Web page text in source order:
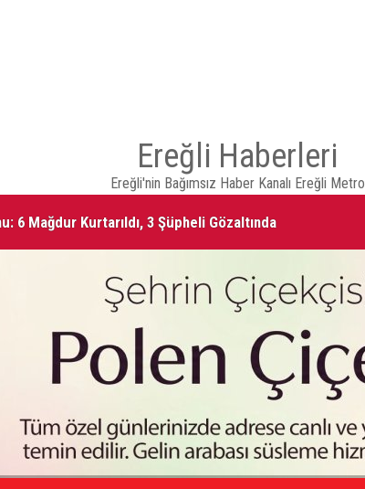
Ereğli Haberleri
Ereğli'nin Bağımsız Haber Kanalı Ereğli Metro
6 Mağdur Kurtarıldı, 3 Şüpheli Gözaltında
Vefat Edenler